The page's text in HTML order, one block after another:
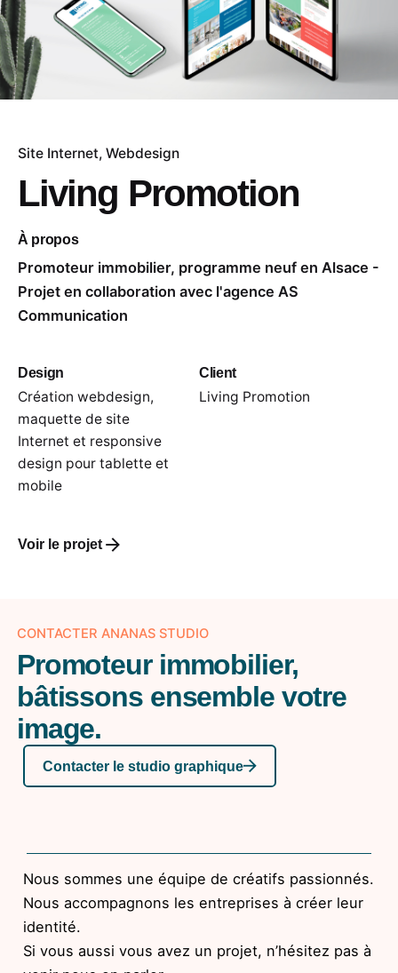
Site Internet Webdesign
Living Promotion
À propos
Promoteur immobilier, programme neuf en Alsace -
Projet en collaboration avec l'agence AS
Communication
Design
Création webdesign,
maquette de site
Internet et responsive
design pour tablette et
mobile
Client
Living Promotion
Voir le projet
CONTACTER ANANAS STUDIO
Promoteur immobilier,
bâtissons ensemble votre
image.
Contacter le studio graphique
Nous sommes une équipe de créatifs passionnés.
Nous accompagnons les entreprises à créer leur
identité.
Si vous aussi vous avez un projet, n’hésitez pas à